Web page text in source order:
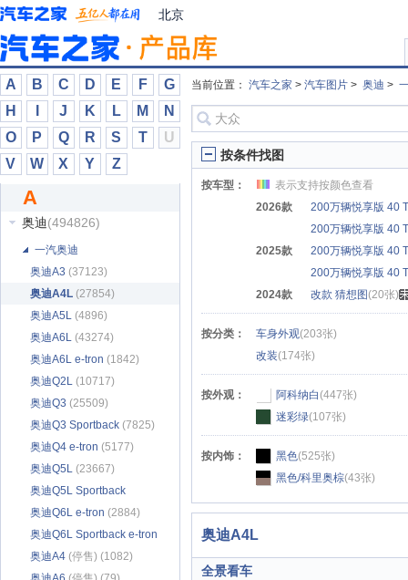
北京
A B C D E F
G
H
J K L M
N
O
P Q R S T
U
V
W X Y Z
阿娜亚(367)
阿斯顿·马丁
(30166)
阿维塔(37165)
埃安
(72775)
埃尚(1372)
艾康尼克(409)
爱驰(3384)
安徽猎豹(5)
安凯客车
奥迪(494826)
一汽奥迪
奥迪A3 (37123)
奥迪A4L (27854)
奥迪A5L (4896)
奥迪A6L (43274)
奥迪A6L e-tron (1842)
奥迪Q2L (10717)
奥迪Q3 (25509)
奥迪Q3 Sportback (7825)
奥迪Q4 e-tron (5177)
奥迪Q5L (23667)
奥迪Q5L Sportback
(6313)
奥迪Q6L e-tron (2884)
奥迪Q6L Sportback e-tron
(2612)
奥迪A4 (停售) (1082)
A
当前位置： 汽车之家 > 汽车图片 > 奥迪 >
按条件找图
按车型：
表示支持按颜色查看
2026款
200万辆悦享版 40
200万辆悦享版 40
2025款
200万辆悦享版 40
200万辆悦享版 40
2024款
改款 猜想图(20张)
按分类： 车身外观(203张)
改装(174张)
按外观： 阿科纳白(447张)
迷彩绿(107张)
按内饰： 黑色(525张)
黑色/科里奥棕(43张)
奥迪A4L
全景看车